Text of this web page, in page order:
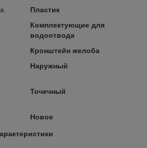
Пластик
Комплектующие для
водоотвода
Кронштейн желоба
Наружный
Точечный
Новое